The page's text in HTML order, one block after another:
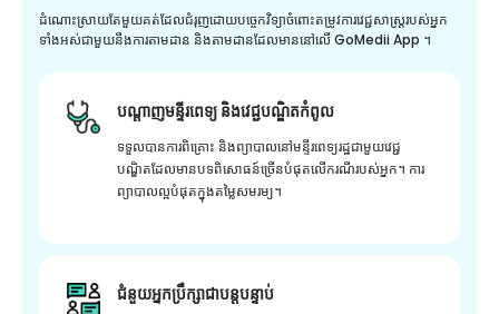
ដំណោះស្រាយតែមួយគត់ដែលជំរុញដោយបច្ចេកវិទ្យាចំពោះតម្រូវការវេជ្ជសាស្រ្តរបស់អ្នក
ទាំងអស់ជាមួយនឹងការតាមដាន និងតាមដានដែលមាននៅលើ GoMedii App ។
បណ្តាញមន្ទីរពេទ្យ និងវេជ្ជបណ្ឌិតកំពូល
ទទួលបានការពិគ្រោះ និងព្យាបាលនៅមន្ទីរពេទ្យរដ្ឋជាមួយវេជ្ជ
បណ្ឌិតដែលមានបទពិសោធន៍ច្រើនបំផុតលើករណីរបស់អ្នក។ ការ
ព្យាបាលល្អបំផុតក្នុងតម្លៃសមរម្យ។
ជំនួយអ្នកប្រឹក្សាជាបន្តបន្ទាប់